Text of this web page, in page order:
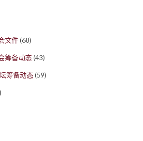
文件(68)
筹备动态(43)
筹备动态(59)